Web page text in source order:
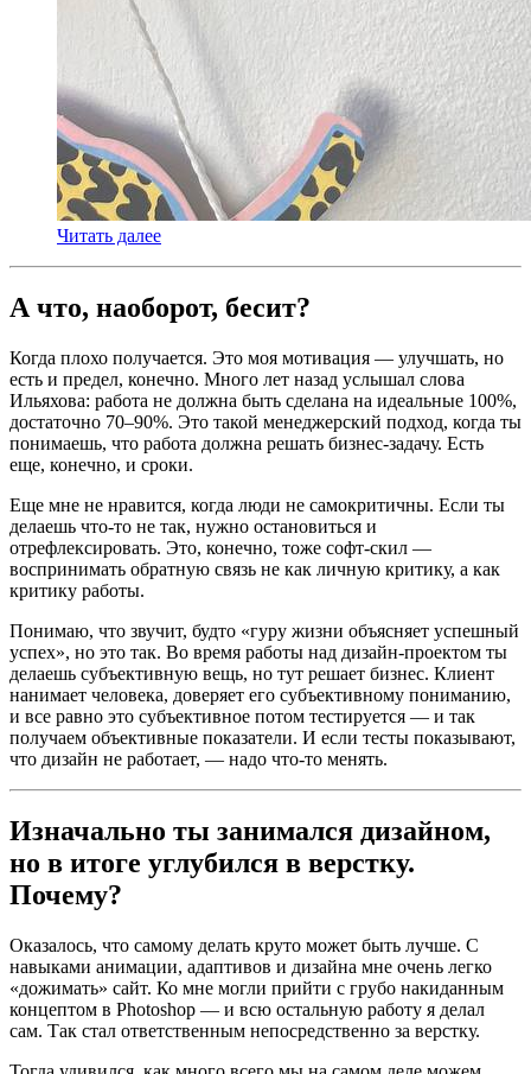
Читать далее
А что, наоборот, бесит?
Когда плохо получается. Это моя мотивация — улучшать, но
есть и предел, конечно. Много лет назад услышал слова
Ильяхова: работа не должна быть сделана на идеальные 100%,
достаточно 70–90%. Это такой менеджерский подход, когда ты
понимаешь, что работа должна решать бизнес-задачу. Есть
еще, конечно, и сроки.
Еще мне не нравится, когда люди не самокритичны. Если ты
делаешь что-то не так, нужно остановиться и
отрефлексировать. Это, конечно, тоже софт-скил —
воспринимать обратную связь не как личную критику, а как
критику работы.
Понимаю, что звучит, будто «гуру жизни объясняет успешный
успех», но это так. Во время работы над дизайн-проектом ты
делаешь субъективную вещь, но тут решает бизнес. Клиент
нанимает человека, доверяет его субъективному пониманию,
и все равно это субъективное потом тестируется — и так
получаем объективные показатели. И если тесты показывают,
что дизайн не работает, — надо что-то менять.
Изначально ты занимался дизайном,
но в итоге углубился в верстку.
Почему?
Оказалось, что самому делать круто может быть лучше. С
навыками анимации, адаптивов и дизайна мне очень легко
«дожимать» сайт. Ко мне могли прийти с грубо накиданным
концептом в Photoshop — и всю остальную работу я делал
сам. Так стал ответственным непосредственно за верстку.